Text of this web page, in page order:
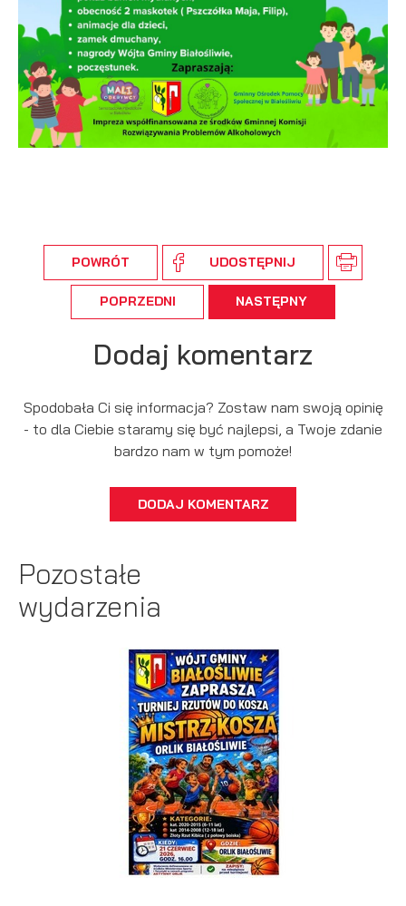
POWRÓT UDOSTĘPNIJ
POPRZEDNI NASTĘPNY
Dodaj komentarz
Spodobała Ci się informacja? Zostaw nam swoją opinię
- to dla Ciebie staramy się być najlepsi, a Twoje zdanie
bardzo nam w tym pomoże!
DODAJ KOMENTARZ
Pozostałe
wydarzenia
podmiotów trzecich lub firm będących naszymi partnerami
oraz innych dostawców usług. Firmy te działają w charakterze
pośredników prezentujących nasze treści w postaci
wiadomości, ofert, komunikatów mediów społecznościowych.